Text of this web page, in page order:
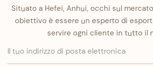
Situato a Hefei, Anhui, occhi sul
obiettivo è essere un esperto di
servire ogni cliente in tutto il